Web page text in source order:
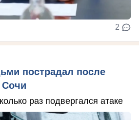
2
пострадал после
раз подвергался атаке